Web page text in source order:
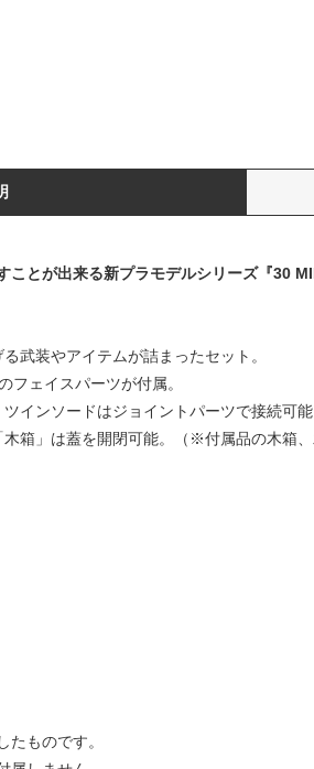
ことが出来る新プラモデルシリーズ『30
武装やアイテムが詰まったセット。
フェイスパーツが付属。
インソードはジョイントパーツで接続可能
箱」は蓋を開閉可能。（※付属品の木箱
ものです。